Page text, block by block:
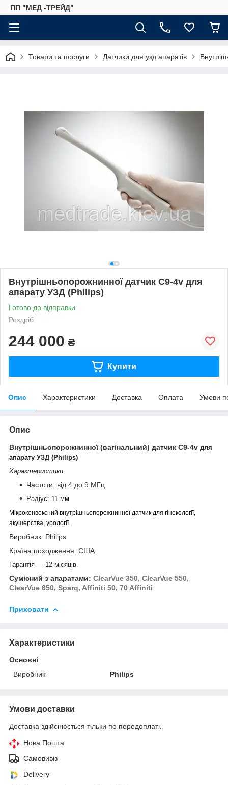
ПП "МЕД -ТРЕЙД"
Товари та послуги Датчики для узд апаратів
Внутрішньопорожнинної датчик С9-4v для
апарату УЗД (Philips)
Готово до відправки
Роздріб
244 000 ₴
Купити
Опис Характеристики Доставка Оплата Умови
Опис
Внутрішньопорожнинної (вагінальний) датчик С9-4v для
апарату УЗД (Philips)
Характеристики:
Частоти: від 4 до 9 МГц
Радіус: 11 мм
Мікроконвексний внутрішньопорожнинної датчик для гінекології,
акушерства, урології.
Виробник: Philips
Країна походження: США
Гарантія ― 12 місяців.
Сумісний з апаратами: ClearVue 350, ClearVue 550,
ClearVue 650, Sparq, Affiniti 50, 70 Affiniti
Приховати
Характеристики
Основні
Виробник
Philips
Умови доставки
Доставка здійснюється тільки по передоплаті.
Нова Пошта
Самовивіз
Delivery